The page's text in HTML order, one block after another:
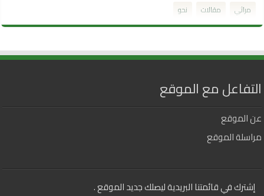
مراثي
مقالات نحو
التفاعل مع الموقع
عن الموقع
مراسلة الموقع
إشترك في قائمتنا البريدية ليصلك جديد الموقع .